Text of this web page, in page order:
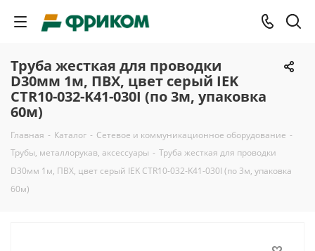
Труба жесткая для проводки
D30мм 1м, ПВХ, цвет серый IEK
CTR10-032-K41-030I (по 3м, упаковка
60м)
Главная - Каталог - Сетевое и коммуникационное оборудование -
Трубы, металлорукав, аксессуары - Труба жесткая для проводки
D30мм 1м, ПВХ, цвет серый IEK CTR10-032-K41-030I (по 3м, упаковка
60м)